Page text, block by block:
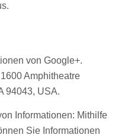
von Google+.
Amphitheatre
94043, USA.
Informationen: Mithilfe
Sie Informationen